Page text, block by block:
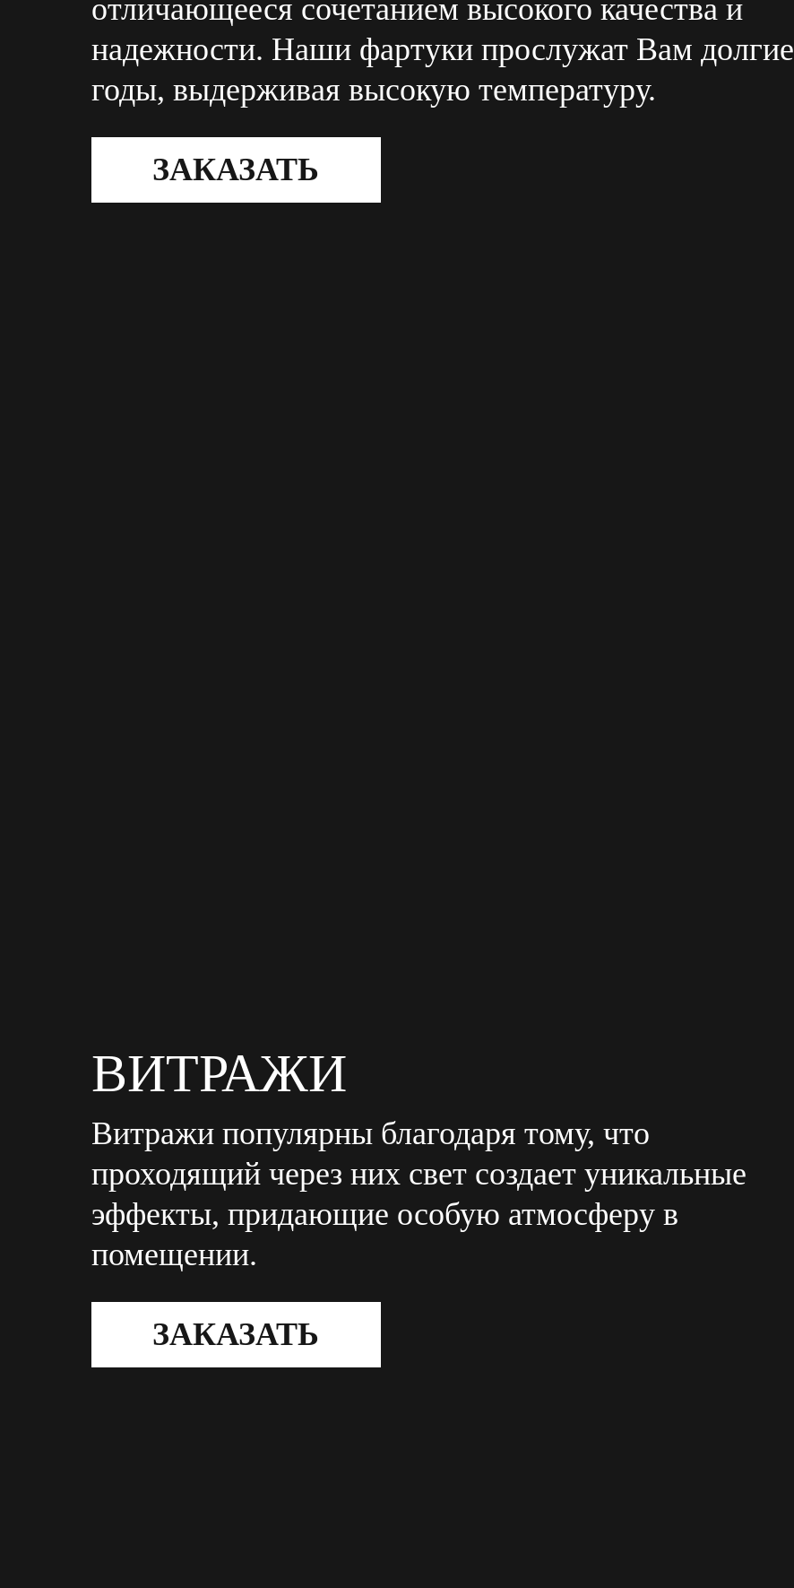
отличающееся сочетанием высокого качества и
надежности. Наши фартуки прослужат Вам долгие
годы, выдерживая высокую температуру.
ЗАКАЗАТЬ
ВИТРАЖИ
Витражи популярны благодаря тому, что
проходящий через них свет создает уникальные
эффекты, придающие особую атмосферу в
помещении.
ЗАКАЗАТЬ